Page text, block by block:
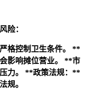
险：
格控制卫生条件。
**
影响摊位营业。
**市
力。
**政策法规：**
规。